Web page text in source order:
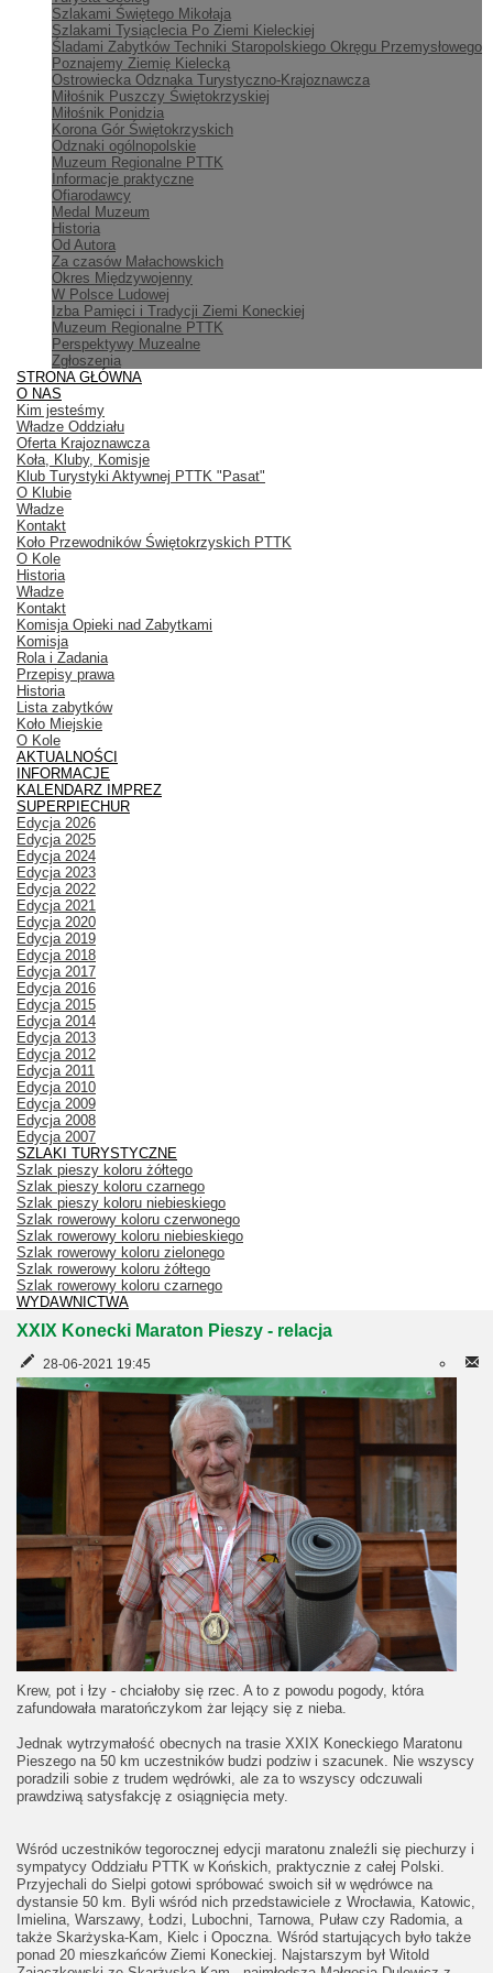
Szlakami Świętego Mikołaja
Szlakami Tysiąclecia Po Ziemi Kieleckiej
Śladami Zabytków Techniki Staropolskiego Okręgu Przemysłowego
Poznajemy Ziemię Kielecką
Ostrowiecka Odznaka Turystyczno-Krajoznawcza
Miłośnik Puszczy Świętokrzyskiej
Miłośnik Ponidzia
Korona Gór Świętokrzyskich
Odznaki ogólnopolskie
Muzeum Regionalne PTTK
Informacje praktyczne
Ofiarodawcy
Medal Muzeum
Historia
Od Autora
Za czasów Małachowskich
Okres Międzywojenny
W Polsce Ludowej
Izba Pamięci i Tradycji Ziemi Koneckiej
Muzeum Regionalne PTTK
Perspektywy Muzealne
Zgłoszenia
STRONA GŁÓWNA
O NAS
Kim jesteśmy
Władze Oddziału
Oferta Krajoznawcza
Koła, Kluby, Komisje
Klub Turystyki Aktywnej PTTK "Pasat"
O Klubie
Władze
Kontakt
Koło Przewodników Świętokrzyskich PTTK
O Kole
Historia
Władze
Kontakt
Komisja Opieki nad Zabytkami
Komisja
Rola i Zadania
Przepisy prawa
Historia
Lista zabytków
Koło Miejskie
O Kole
AKTUALNOŚCI
INFORMACJE
KALENDARZ IMPREZ
SUPERPIECHUR
Edycja 2026
Edycja 2025
Edycja 2024
Edycja 2023
Edycja 2022
Edycja 2021
Edycja 2020
Edycja 2019
Edycja 2018
Edycja 2017
Edycja 2016
Edycja 2015
Edycja 2014
Edycja 2013
Edycja 2012
Edycja 2011
Edycja 2010
Edycja 2009
Edycja 2008
Edycja 2007
SZLAKI TURYSTYCZNE
Szlak pieszy koloru żółtego
Szlak pieszy koloru czarnego
Szlak pieszy koloru niebieskiego
Szlak rowerowy koloru czerwonego
Szlak rowerowy koloru niebieskiego
Szlak rowerowy koloru zielonego
Szlak rowerowy koloru żółtego
Szlak rowerowy koloru czarnego
WYDAWNICTWA
XXIX Konecki Maraton Pieszy - relacja
28-06-2021 19:45
Krew, pot i łzy - chciałoby się rzec. A to z powodu pogody, która
zafundowała maratończykom żar lejący się z nieba.
Jednak wytrzymałość obecnych na trasie XXIX Koneckiego Maratonu
Pieszego na 50 km uczestników budzi podziw i szacunek. Nie wszyscy
poradzili sobie z trudem wędrówki, ale za to wszyscy odczuwali
prawdziwą satysfakcję z osiągnięcia mety.
Wśród uczestników tegorocznej edycji maratonu znaleźli się piechurzy i
sympatycy Oddziału PTTK w Końskich, praktycznie z całej Polski.
Przyjechali do Sielpi gotowi spróbować swoich sił w wędrówce na
dystansie 50 km. Byli wśród nich przedstawiciele z Wrocławia, Katowic,
Imielina, Warszawy, Łodzi, Lubochni, Tarnowa, Puław czy Radomia, a
także Skarżyska-Kam, Kielc i Opoczna. Wśród startujących było także
ponad 20 mieszkańców Ziemi Koneckiej. Najstarszym był Witold